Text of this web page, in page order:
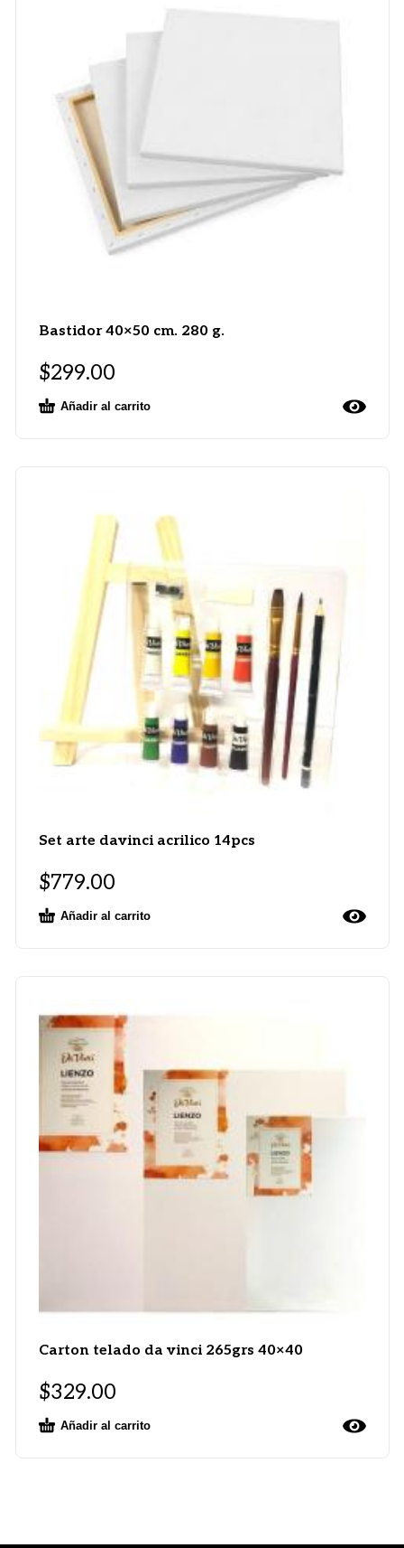
Bastidor 40×50 cm. 280 g.
$299.00
Añadir al carrito
Set arte davinci acrilico 14pcs
$779.00
Añadir al carrito
Carton telado da vinci 265grs 40×40
$329.00
Añadir al carrito